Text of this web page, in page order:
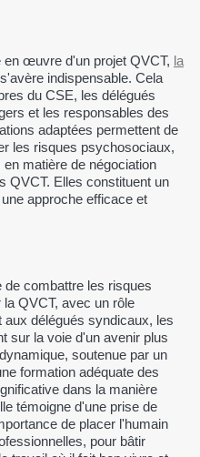
œuvre d'un projet QVCT, la
indispensable. Cela
du CSE, les délégués
et les responsables des
adaptées permettent de
les risques psychosociaux,
matière de négociation
QVCT. Elles constituent un
approche efficace et
de combattre les risques
QVCT, avec un rôle
aux délégués syndicaux, les
sur la voie d'un avenir plus
soutenue par un
formation adéquate des
dans la manière
témoigne d'une prise de
de placer l'humain
pour bâtir